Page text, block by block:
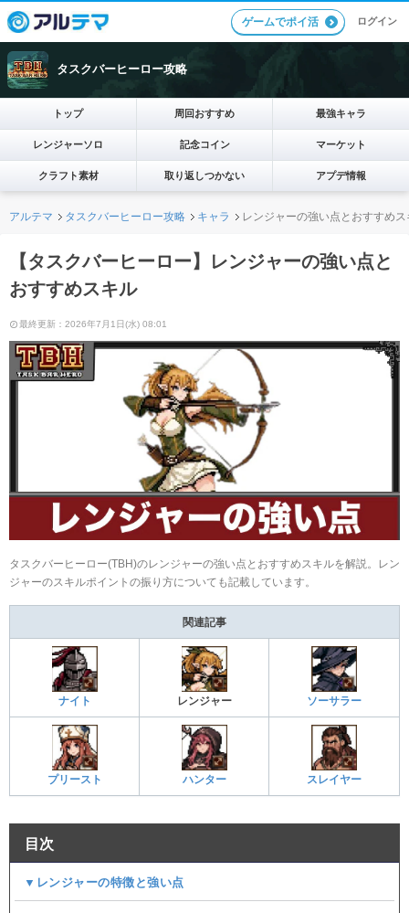
ゲームでポイ活 ログイン
タスクバーヒーロー攻略
トップ 周回おすすめ 最強キャラ
レンジャーソロ 記念コイン マーケット
クラフト素材 取り返しつかない アプデ情報
アルテマ タスクバーヒーロー攻略 キャラ レンジャーの強い点とおすすめス
【タスクバーヒーロー】レンジャーの強い点と
おすすめスキル
最終更新：2026年7月1日(水) 08:01
タスクバーヒーロー(TBH)のレンジャーの強い点とおすすめスキルを解説。レン
ジャーのスキルポイントの振り方についても記載しています。
関連記事
ナイト レンジャー ソーサラー
プリースト ハンター スレイヤー
目次
▼レンジャーの特徴と強い点